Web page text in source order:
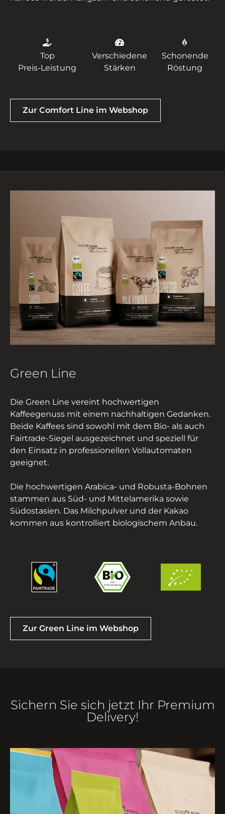
Top
Preis-Leistung
Verschiedene
Stärken
Schonende
Röstung
Zur Comfort Line im Webshop
Green Line
Die Green Line vereint hochwertigen
Kaffeegenuss mit einem nachhaltigen Gedanken.
Beide Kaffees sind sowohl mit dem Bio- als auch
Fairtrade-Siegel ausgezeichnet und speziell für
den Einsatz in professionellen Vollautomaten
geeignet.
Die hochwertigen Arabica- und Robusta-Bohnen
stammen aus Süd- und Mittelamerika sowie
Südostasien. Das Milchpulver und der Kakao
kommen aus kontrolliert biologischem Anbau.
Zur Green Line im Webshop
Sichern Sie sich jetzt Ihr Premium
Delivery!